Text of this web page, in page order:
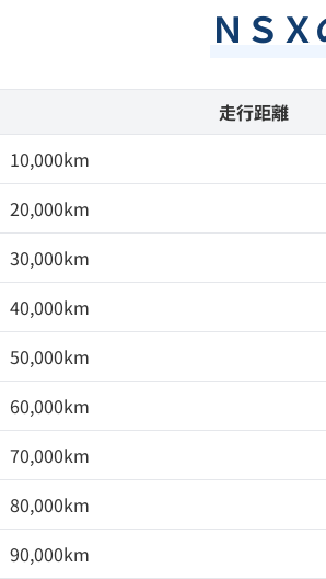
ＮＳ
走行距離
10,000km
20,000km
30,000km
40,000km
50,000km
60,000km
70,000km
80,000km
90,000km